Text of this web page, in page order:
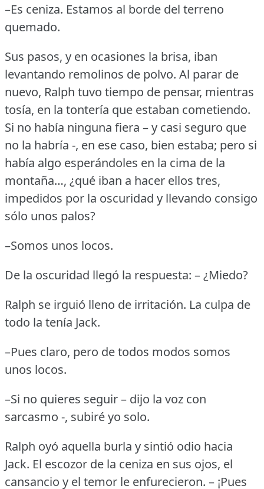
–Es ceniza. Estamos al borde del terreno
quemado.
Sus pasos, y en ocasiones la brisa, iban
levantando remolinos de polvo. Al parar de
nuevo, Ralph tuvo tiempo de pensar, mientras
tosía, en la tontería que estaban cometiendo.
Si no había ninguna fiera – y casi seguro que
no la habría -, en ese caso, bien estaba; pero si
había algo esperándoles en la cima de la
montaña…, ¿qué iban a hacer ellos tres,
impedidos por la oscuridad y llevando consigo
sólo unos palos?
–Somos unos locos.
De la oscuridad llegó la respuesta: – ¿Miedo?
Ralph se irguió lleno de irritación. La culpa de
todo la tenía Jack.
–Pues claro, pero de todos modos somos
unos locos.
–Si no quieres seguir – dijo la voz con
sarcasmo -, subiré yo solo.
Ralph oyó aquella burla y sintió odio hacia
Jack. El escozor de la ceniza en sus ojos, el
cansancio y el temor le enfurecieron. – ¡Pues